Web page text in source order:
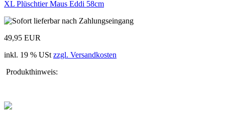
XL Plüschtier Maus Eddi 58cm
49,95 EUR
inkl. 19 % USt zzgl. Versandkosten
Produkthinweis: